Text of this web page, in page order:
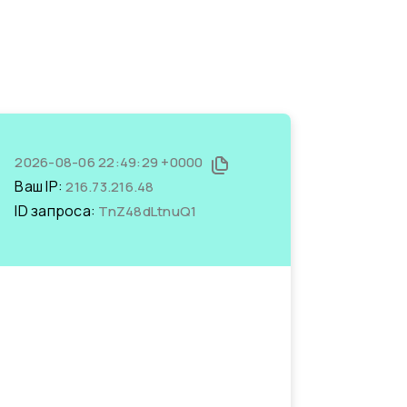
2026-08-06 22:49:29 +0000
Ваш IP:216.73.216.48
ID запроса: TnZ48dLtnuQ1